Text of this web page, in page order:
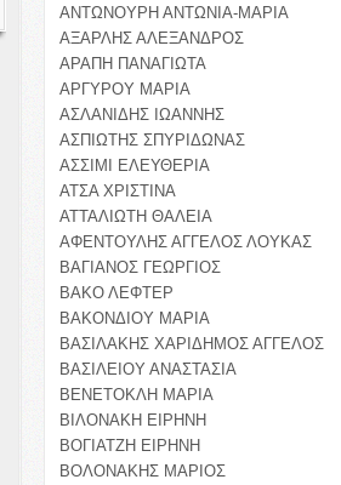
ΑΝΤΩΝΟΥΡΗ ΑΝΤΩΝΙΑ-ΜΑΡΙΑ
ΑΞΑΡΛΗΣ ΑΛΕΞΑΝΔΡΟΣ
ΑΡΑΠΗ ΠΑΝΑΓΙΩΤΑ
ΑΡΓΥΡΟΥ ΜΑΡΙΑ
ΑΣΛΑΝΙΔΗΣ ΙΩΑΝΝΗΣ
ΑΣΠΙΩΤΗΣ ΣΠΥΡΙΔΩΝΑΣ
ΑΣΣΙΜΙ ΕΛΕΥΘΕΡΙΑ
ΑΤΣΑ ΧΡΙΣΤΙΝΑ
ΑΤΤΑΛΙΩΤΗ ΘΑΛΕΙΑ
ΑΦΕΝΤΟΥΛΗΣ ΑΓΓΕΛΟΣ ΛΟΥΚΑΣ
ΒΑΓΙΑΝΟΣ ΓΕΩΡΓΙΟΣ
ΒΑΚΟ ΛΕΦΤΕΡ
ΒΑΚΟΝΔΙΟΥ ΜΑΡΙΑ
ΒΑΣΙΛΑΚΗΣ ΧΑΡΙΔΗΜΟΣ ΑΓΓΕΛΟΣ
ΒΑΣΙΛΕΙΟΥ ΑΝΑΣΤΑΣΙΑ
ΒΕΝΕΤΟΚΛΗ ΜΑΡΙΑ
ΒΙΛΟΝΑΚΗ ΕΙΡΗΝΗ
ΒΟΓΙΑΤΖΗ ΕΙΡΗΝΗ
ΒΟΛΟΝΑΚΗΣ ΜΑΡΙΟΣ